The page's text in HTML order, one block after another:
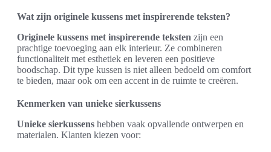
Wat zijn originele kussens met inspirerende teksten?
Originele kussens met inspirerende teksten zijn een
prachtige toevoeging aan elk interieur. Ze combineren
functionaliteit met esthetiek en leveren een positieve
boodschap. Dit type kussen is niet alleen bedoeld om comfort
te bieden, maar ook om een accent in de ruimte te creëren.
Kenmerken van unieke sierkussens
Unieke sierkussens hebben vaak opvallende ontwerpen en
materialen. Klanten kiezen voor: